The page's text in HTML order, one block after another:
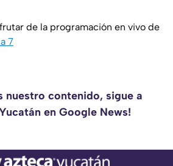
de la programación en vivo de
7
nuestro contenido, sigue a
en Google News!